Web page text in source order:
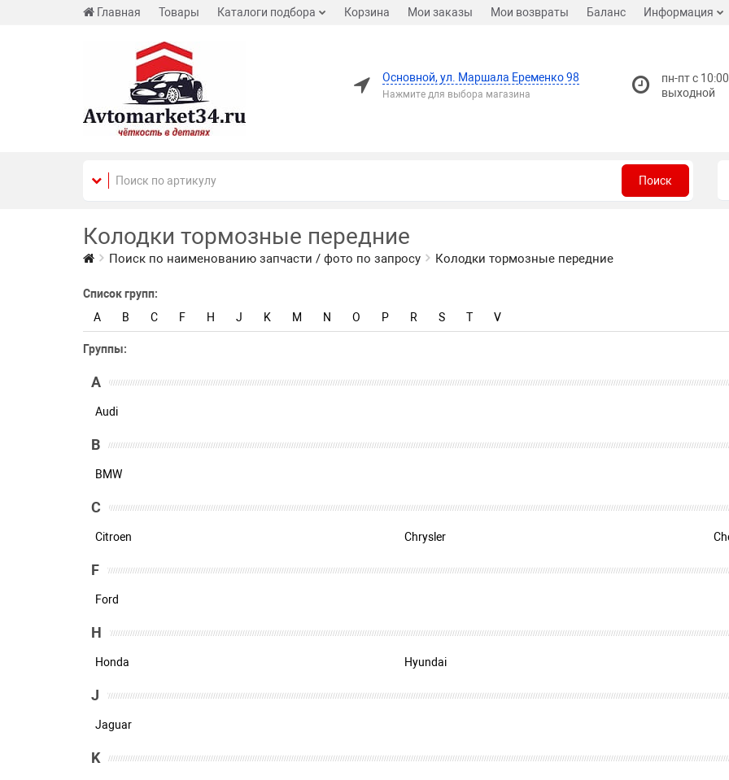
Главная Товары Каталоги подбора Корзина Мои заказы Мои возвраты Баланс Информация
Основной, ул. Маршала Еременко 98
Нажмите для выбора магазина
пн-пт с
выходной
Поиск
Колодки тормозные передние
Поиск по наименованию запчасти / фото по запросу Колодки тормозные передние
Список групп:
A
B C F H J K M N O P R S T V
Группы:
A
Audi
B
BMW
C
Citroen Chrysler
F
Ford
H
Honda Hyundai
J
Jaguar
K